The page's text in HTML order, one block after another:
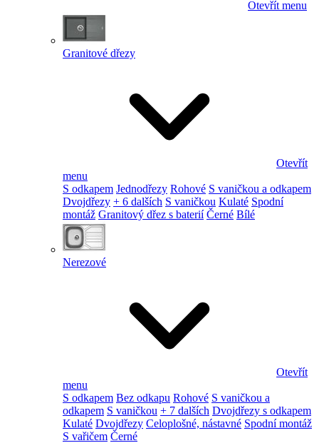
Otevřít menu
Granitové dřezy
Otevřít
menu
S odkapem Jednodřezy Rohové S vaničkou a odkapem
Dvojdřezy + 6 dalších S vaničkou Kulaté Spodní
montáž Granitový dřez s baterií Černé Bílé
Nerezové
Otevřít
menu
S odkapem Bez odkapu Rohové S vaničkou a
odkapem S vaničkou + 7 dalších Dvojdřezy s odkapem
Kulaté Dvojdřezy Celoplošné, nástavné Spodní montáž
S vařičem Černé